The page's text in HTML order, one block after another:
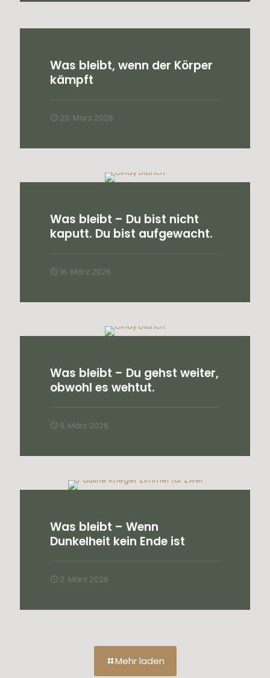
Was bleibt, wenn der Körper
kämpft
23. März 2026
Was bleibt – Du bist nicht
kaputt. Du bist aufgewacht.
16. März 2026
Was bleibt – Du gehst weiter,
obwohl es wehtut.
9. März 2026
Was bleibt – Wenn
Dunkelheit kein Ende ist
2. März 2026
Mehr laden